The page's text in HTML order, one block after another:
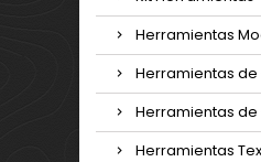
Herramientas
Herramientas
Herramientas de
Herramientas